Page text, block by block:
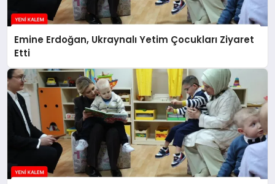
Emine Erdoğan, Ukraynalı Yetim Çocukları Ziyaret
Etti